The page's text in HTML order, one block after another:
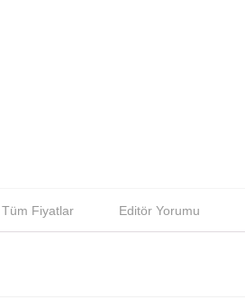
Tüm Fiyatlar Editör Yorumu